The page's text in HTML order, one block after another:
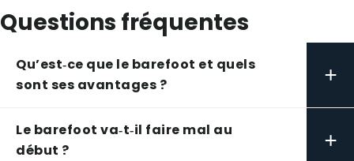
Questions fréquentes
Qu’est‑ce que le barefoot et quels
sont ses avantages ?
+
Le barefoot va‑t‑il faire mal au
début ?
+